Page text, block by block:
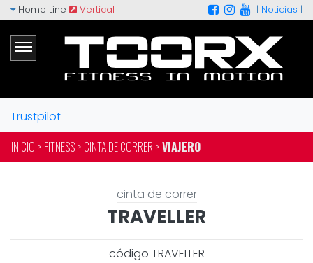
Home Line Vertical | Noticias |
Trustpilot
INICIO > FITNESS > CINTA DE CORRER >VIAJERO
cinta de correr
TRAVELLER
código TRAVELLER